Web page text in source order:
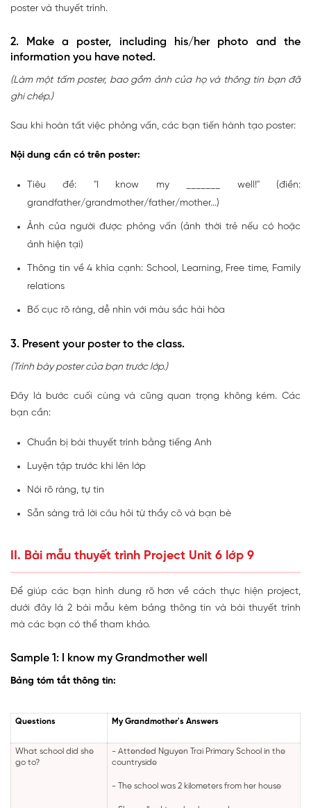
poster và thuyết trình.
2. Make a poster, including his/her photo and the
information you have noted.
(Làm một tấm poster, bao gồm ảnh của họ và thông tin bạn đã
ghi chép.)
Sau khi hoàn tất việc phỏng vấn, các bạn tiến hành tạo poster:
Nội dung cần có trên poster:
Tiêu đề: "I know my _______ well!" (điền:
grandfather/grandmother/father/mother...)
Ảnh của người được phỏng vấn (ảnh thời trẻ nếu có hoặc
ảnh hiện tại)
Thông tin về 4 khía cạnh: School, Learning, Free time, Family
relations
Bố cục rõ ràng, dễ nhìn với màu sắc hài hòa
3. Present your poster to the class.
(Trình bày poster của bạn trước lớp.)
Đây là bước cuối cùng và cũng quan trọng không kém. Các
bạn cần:
Chuẩn bị bài thuyết trình bằng tiếng Anh
Luyện tập trước khi lên lớp
Nói rõ ràng, tự tin
Sẵn sàng trả lời câu hỏi từ thầy cô và bạn bè
II. Bài mẫu thuyết trình Project Unit 6 lớp 9
Để giúp các bạn hình dung rõ hơn về cách thực hiện project,
dưới đây là 2 bài mẫu kèm bảng thông tin và bài thuyết trình
mà các bạn có thể tham khảo.
Sample 1: I know my Grandmother well
Bảng tóm tắt thông tin:
Questions My Grandmother's Answers
What school did she
go to?
- Attended Nguyen Trai Primary School in the
countryside
- The school was 2 kilometers from her house